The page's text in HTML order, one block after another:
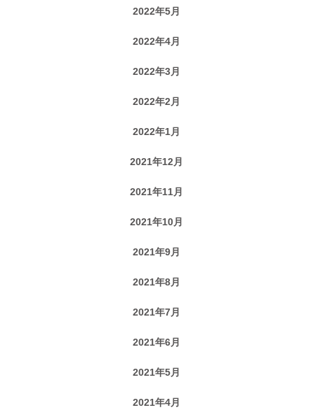
2022年5月
2022年4月
2022年3月
2022年2月
2022年1月
2021年12月
2021年11月
2021年10月
2021年9月
2021年8月
2021年7月
2021年6月
2021年5月
2021年4月